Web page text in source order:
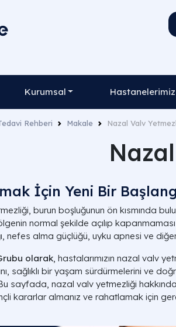
Kurumsal Hastanelerimiz
Rehberi Makale Nazal Valv
İçin Yeni Bir
burun boşluğunun ön kısmında
normal şekilde açılıp
nefes alma güçlüğü, uyku apnesi ve
olarak, hastalarımızın nazal valv
sağlıklı bir yaşam sürdürmelerini ve
sayfada, nazal valv yetmezliği
kararlar almanız ve rahatlamak için